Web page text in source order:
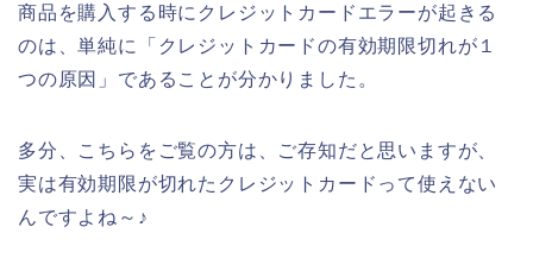
商品を購入する時にクレジットカードエラーが起きる
のは、単純に「クレジットカードの有効期限切れが１
つの原因」であることが分かりました。
多分、こちらをご覧の方は、ご存知だと思いますが、
実は有効期限が切れたクレジットカードって使えない
んですよね～♪